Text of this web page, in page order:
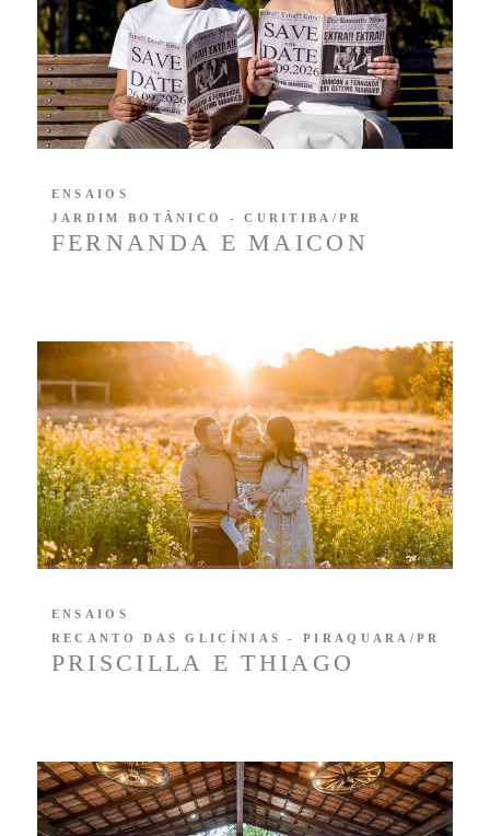
FERNANDA E MAICON
ENSAIOS
JARDIM BOTÂNICO - CURITIBA/PR
PRISCILLA E THIAGO
ENSAIOS
RECANTO DAS GLICÍNIAS - PIRAQUARA/PR